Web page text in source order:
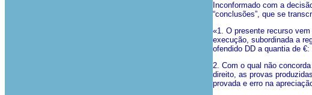
Inconformado com a
“conclusões”, que se
«1. O presente recurso
execução, subordinada a
ofendido DD a quantia de
2. Com o qual não
direito, as provas
provada e erro na